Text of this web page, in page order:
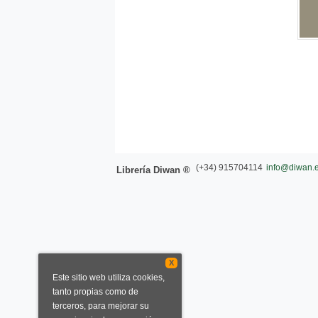
Librería Diwan ® (+34) 915704114
X
Este sitio web utiliza cookies,
tanto propias como de
terceros, para mejorar su